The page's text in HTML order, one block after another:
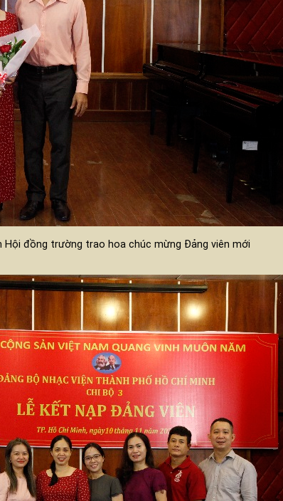
Hội đồng trường trao hoa chúc mừng Đảng viên mới